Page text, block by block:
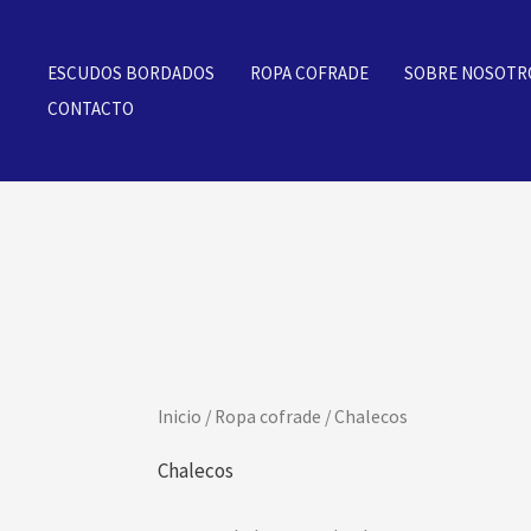
contenido
ESCUDOS BORDADOS ROPA COFRADE
SOBRE
CONTACTO
Inicio / Ropa cofrade / Chalecos
Chalecos
últimos